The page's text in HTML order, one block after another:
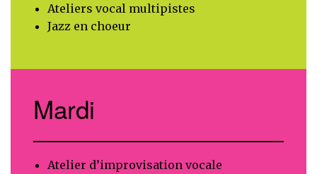
Ateliers vocal multipistes
Jazz en choeur
Mardi
Atelier d’improvisation vocale